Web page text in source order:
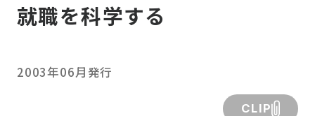
就職を科学する
2003年06月発行
CLIP